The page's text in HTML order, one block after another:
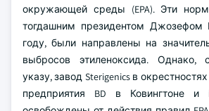
окружающей среды (EPA). Эти
тогдашним президентом Джозефом
году, были направлены на
выбросов этиленоксида. Однако,
указу, завод Sterigenics в
предприятия BD в Ковингтоне и